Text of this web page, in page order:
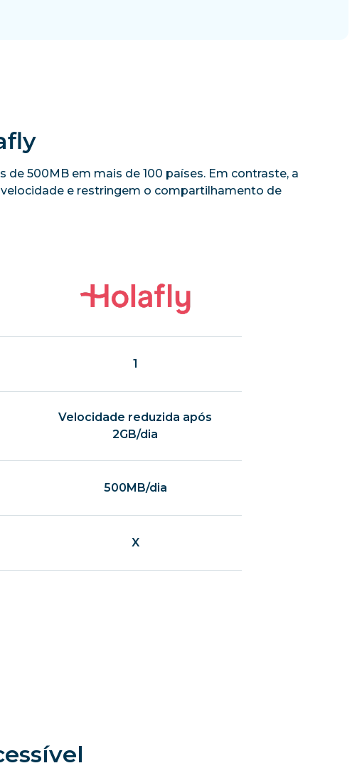
500MB em mais de 100 países. Em contraste, a
e restringem o compartilhamento de
1
Velocidade reduzida após
2GB/dia
500MB/dia
X